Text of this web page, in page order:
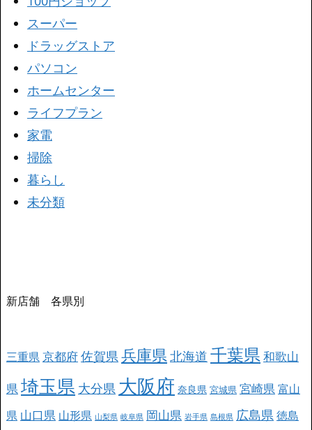
スーパー
ドラッグストア
パソコン
ホームセンター
ライフプラン
家電
掃除
暮らし
未分類
新店舗 各県別
三重県京都府佐賀県 兵庫県北海道 千葉県 和歌山
県 埼玉県 大分県 大阪府 奈良県 宮城県 宮崎県 富山
県 山口県 山形県 山梨県 岐阜県 岡山県 岩手県 島根県 広島県 徳島